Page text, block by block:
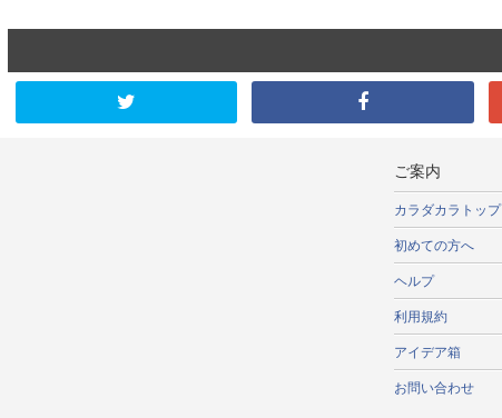
ご案内
カラダカラトップ
初めての方へ
ヘルプ
利用規約
アイデア箱
お問い合わせ